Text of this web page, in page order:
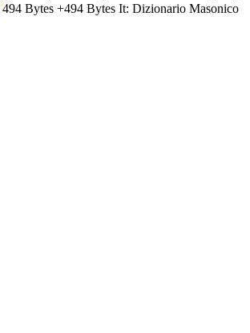
494 Bytes +494 Bytes It: Dizionario Masonico